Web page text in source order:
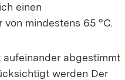
einen
mindestens 65 °C.
abgestimmt
werden Der